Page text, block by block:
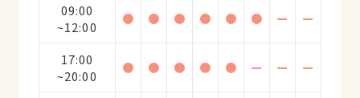
09:00
~12:00
● ● ● ● ● ● ー ー
17:00
~20:00
● ● ● ● ● ー ー ー